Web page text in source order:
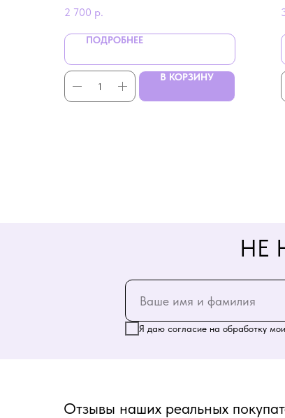
2 700 р.
ПОДРОБНЕЕ
В КОРЗИНУ
Я даю согласие на обработку
НЕ
Отзывы наших реальных